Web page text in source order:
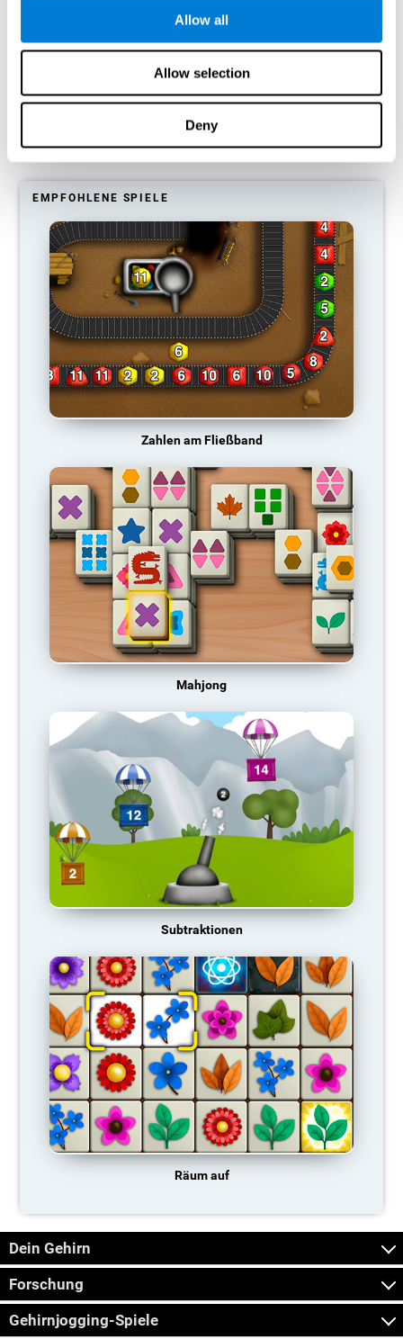
Allow all
Allow selection
Deny
Unser Gehirn ist darauf ausgelegt, Ressourcen zu sparen, daher
neigt es dazu, Verbindungen, die nicht genutzt werden, zu
eliminieren. Wenn also eine kognitive Fähigkeit normalerweise
nicht genutzt wird, stellt das Gehirn keine Ressourcen für dieses
Muster der neuronalen Aktivierung zur Verfügung, sodass es
immer schwächer wird. Dadurch fällt es uns schwerer, diese
kognitive Funktion zu nutzen, wodurch wir bei unseren täglichen
EMPFOHLENE SPIELE
Zahlen am Fließband
Mahjong
Subtraktionen
Räum auf
Dein Gehirn
Forschung
Gehirnjogging-Spiele